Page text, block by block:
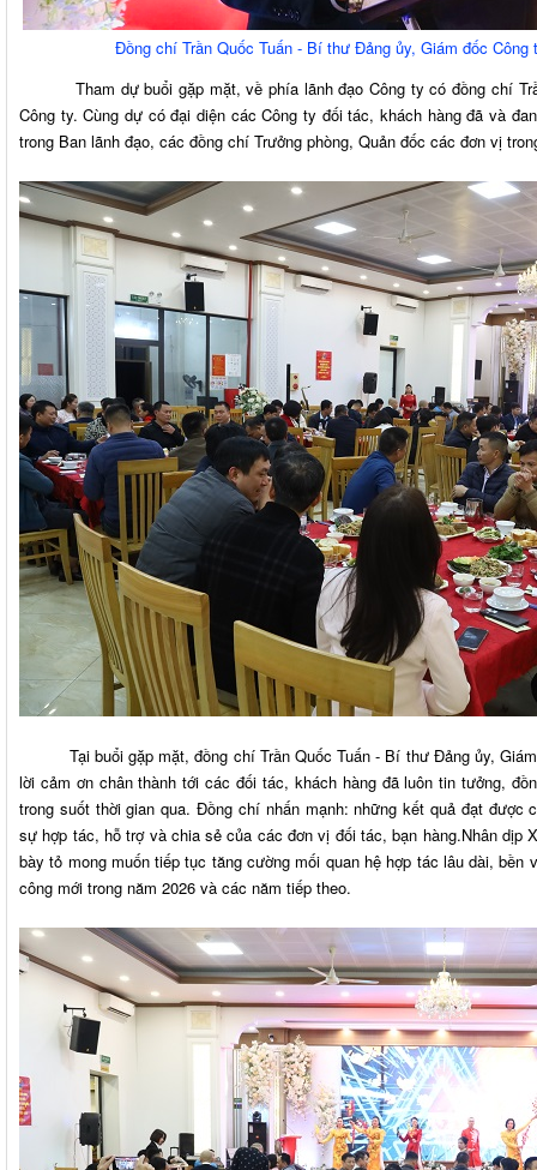
Đồng chí Trần Quốc Tuấn - Bí thư Đảng ủy, Giám đốc
Tham dự buổi gặp mặt, về phía lãnh đạo Công ty có đồng chí
Công ty. Cùng dự có đại diện các Công ty đối tác, khách hàng đã và
trong Ban lãnh đạo, các đồng chí Trưởng phòng, Quản đốc các đơn vị
Tại buổi gặp mặt, đồng chí Trần Quốc Tuấn - Bí thư Đảng ủy, Giám
lời cảm ơn chân thành tới các đối tác, khách hàng đã luôn tin tưởng,
trong suốt thời gian qua. Đồng chí nhấn mạnh: những kết quả đạt được
sự hợp tác, hỗ trợ và chia sẻ của các đơn vị đối tác, bạn hàng.Nhân dịp
bày tỏ mong muốn tiếp tục tăng cường mối quan hệ hợp tác lâu dài, bền
công mới trong năm 2026 và các năm tiếp theo.